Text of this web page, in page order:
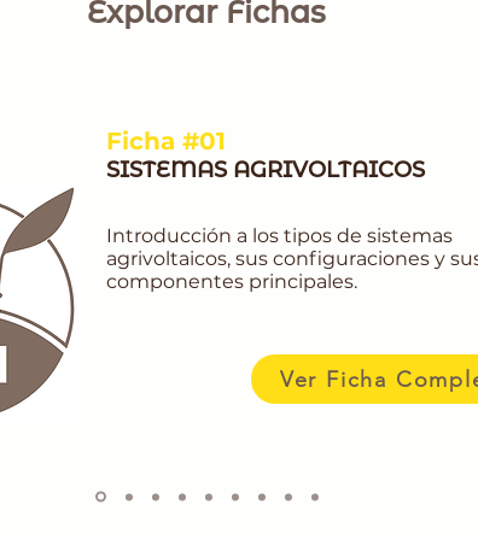
Explorar Fichas
Ficha #01
SISTEMAS AGRIVOLTAICOS
Introducción a los tipos de sistemas
agrivoltaicos, sus configuraciones y
componentes principales.
Ver Ficha